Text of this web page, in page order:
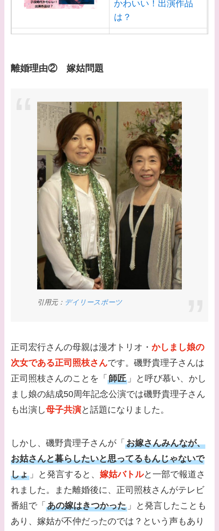
かわいい！出演作品
は？
【画像】山田裕貴の家
系図・家族構成は？嫁
西野七瀬との馴れ初め
や現在の活動は？
【画像】平子理沙と似
てる有名人３選！ヒア
ルロン酸で顔が変わっ
た？村井克行との関係
は？
【画像】早乙女友貴と
島袋寛子の離婚理由は
なに？2人は現在何し
てる？
【画像】松田賢二と辺
てる？
【画像】野呂佳代と似
てる有名人３選！AKB
時代痩せていた？旦那
との馴れ初めは？
てる女優３選！結婚し
て旦那がいる？北海道
のどこに住んでる？
【画像】中谷美紀と似
てる女優３選！旦那や
子供はいる？砂糖断ち
離婚理由② 嫁姑問題
引用元： デイリースポーツ
正司宏行さんの母親は漫才トリオ・かしまし娘の
次女である正司照枝さんです。磯野貴理子さんは
正司照枝さんのことを「師匠 」と呼び慕い、かし
まし娘の結成50周年記念公演では磯野貴理子さん
も出演し母子共演と話題になりました。
しかし、磯野貴理子さんが「お嫁さんみんなが、
お姑さんと暮らしたいと思ってるもんじゃないで
しょ 」と発言すると、嫁姑バトルと一部で報道さ
れました。また離婚後に、正司照枝さんがテレビ
番組で「あの嫁はきつかった 」と発言したことも
あり、嫁姑が不仲だったのでは？という声もあり